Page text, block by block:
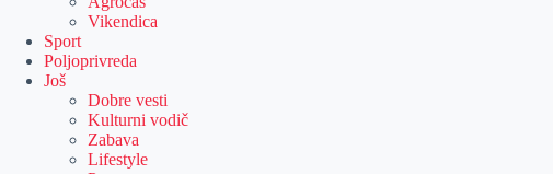
Vikendica
Sport
Poljoprivreda
Još
Dobre vesti
Kulturni vodič
Zabava
Lifestyle